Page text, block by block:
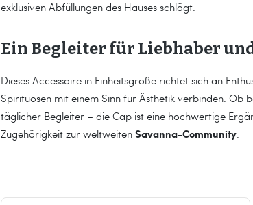
exklusiven Abfüllungen des Hauses schlägt.
Ein Begleiter für Liebhaber
Dieses Accessoire in Einheitsgröße richtet sich an
Spirituosen mit einem Sinn für Ästhetik verbinden. Ob
täglicher Begleiter – die Cap ist eine hochwertige
Zugehörigkeit zur weltweiten Savanna-Community.